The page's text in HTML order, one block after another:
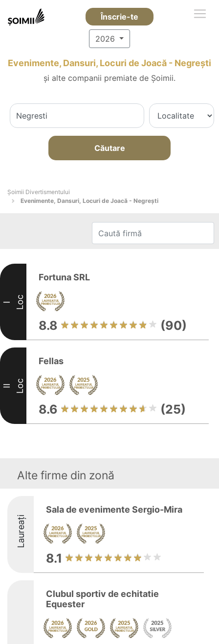
Înscrie-te
2026
Evenimente, Dansuri, Locuri de Joacă - Negreşti
și alte companii premiate de Șoimii.
Căutare
Şoimii Divertismentului
Evenimente, Dansuri, Locuri de Joacă - Negreşti
I Loc
Fortuna SRL
8.8 (90)
II Loc
Fellas
8.6 (25)
Alte firme din zonă
Laureați
Sala de evenimente Sergio-Mira
8.1
Clubul sportiv de echitatie
Equester